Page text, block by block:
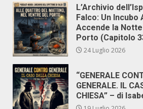
L’Archivio
Falco: Un Incubo
Accende la
Porto (Capitolo
24 Luglio 2026
“GENERALE
GENERALE. IL
CHIESA” – di